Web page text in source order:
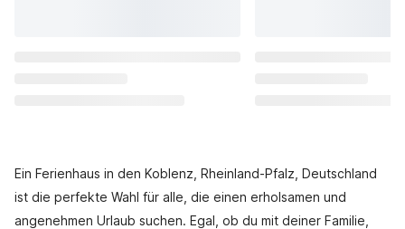
Ein Ferienhaus in den Koblenz, Rheinland-Pfalz, Deutschland
ist die perfekte Wahl für alle, die einen erholsamen und
angenehmen Urlaub suchen. Egal, ob du mit deiner Familie,